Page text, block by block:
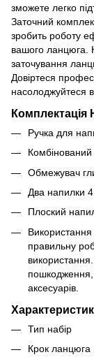
зможете легко
Заточний
зробить роботу
вашого ланцюга.
заточування
Довіртеся
насолоджуйтеся
Комплектація
Ручка для
Обмежувач
Два напилки
Плоский
Використання
правильну
пошкодження,
аксесуарів.
Тип набір
Крок ланцюга